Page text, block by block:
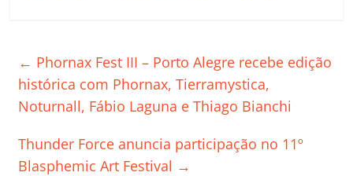
e
b
o
o
k
er l s
A
p
p
e
dI
n
gl
e
Cl
a
ss
y
Li
n
k
p
til
h
ar
← Phornax Fest III – Porto Alegre recebe edição
histórica com Phornax, Tierramystica,
Noturnall, Fábio Laguna e Thiago Bianchi
Thunder Force anuncia participação no 11º
Blasphemic Art Festival →